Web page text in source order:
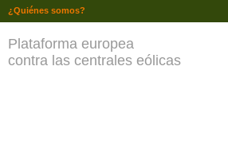
Plataforma europea
contra las centrales eólicas
¿Quiénes somos?